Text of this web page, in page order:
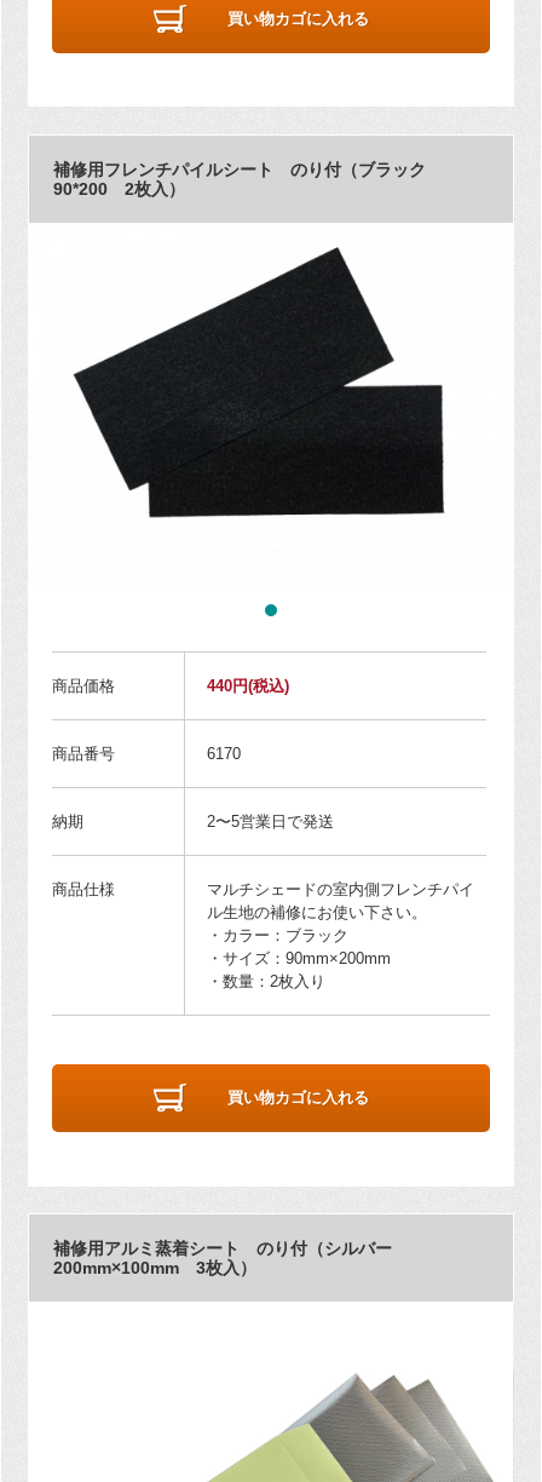
買い物カゴに入れる
補修用フレンチパイルシート のり付（ブラック
90*200 2枚入）
商品価格 440円(税込)
商品番号 6170
納期 2〜5営業日で発送
商品仕様
マルチシェードの室内側フレンチパイ
ル生地の補修にお使い下さい。
・カラー：ブラック
・サイズ：90mm×200mm
・数量：2枚入り
買い物カゴに入れる
補修用アルミ蒸着シート のり付（シルバー
200mm×100mm 3枚入）